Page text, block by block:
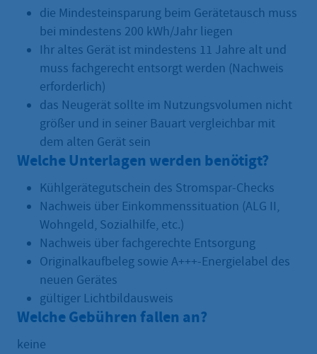
die Mindesteinsparung beim Gerätetausch muss
bei mindestens 200 kWh/Jahr liegen
Ihr altes Gerät ist mindestens 11 Jahre alt und
muss fachgerecht entsorgt werden (Nachweis
erforderlich)
das Neugerät sollte im Nutzungsvolumen nicht
größer und in seiner Bauart vergleichbar mit
dem alten Gerät sein
Welche Unterlagen werden benötigt?
Kühlgerätegutschein des Stromspar-Checks
Nachweis über Einkommenssituation (ALG II,
Wohngeld, Sozialhilfe, etc.)
Nachweis über fachgerechte Entsorgung
Originalkaufbeleg sowie A+++-Energielabel des
neuen Gerätes
gültiger Lichtbildausweis
Welche Gebühren fallen an?
keine